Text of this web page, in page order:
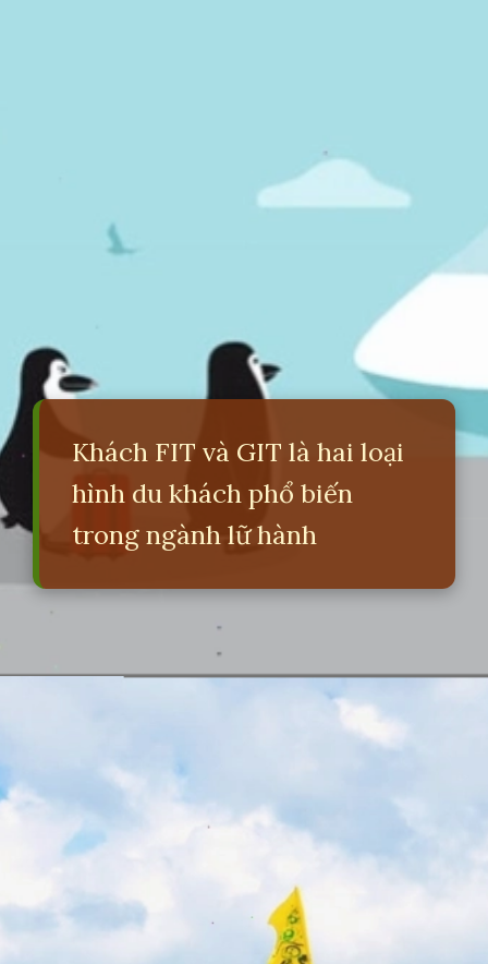
Khách FIT và GIT là hai loại
hình du khách phổ biến
trong ngành lữ hành
https://erci.edu.vn/khach-fit-la-gi